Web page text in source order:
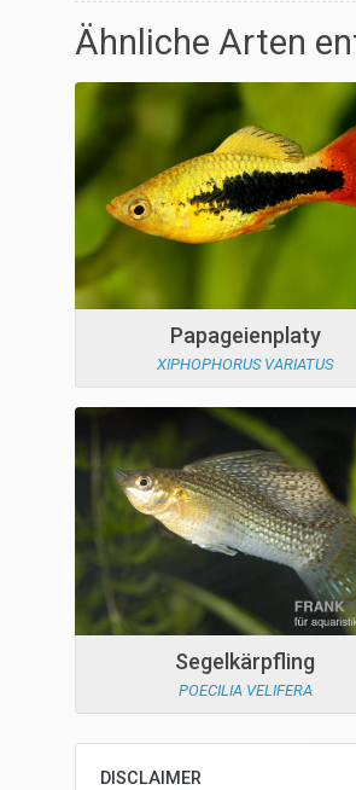
Ähnliche Arten
Papageienplaty
XIPHOPHORUS VARIATUS
Segelkärpfling
POECILIA VELIFERA
DISCLAIMER